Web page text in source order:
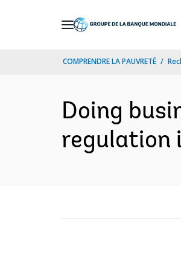
COMPRENDRE LA PAUVRETÉ
Doing
regulation